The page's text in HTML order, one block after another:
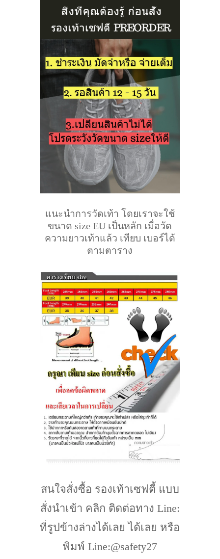
แนะนำการวัดเท้า โดยเราจะใช้
ขนาด size EU เป็นหลัก เมื่อวัด
ความยาวเท้าแล้ว เทียบ เบอร์ได้
ตามตาราง
สนใจสั่งซื้อ รองเท้าเซฟตี้ แบบ
สั่งนำเข้า คลิก ติดต่อทาง Line:
ที่รูปข้างล่างได้เลย ได้เลย หรือ
พิมพ์ Line:@safety27